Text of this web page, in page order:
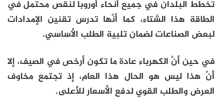
تخطط البلدان في جميع أنحاء أوروبا لنقص محتمل في
الطاقة هذا الشتاء، كما أنَّها تدرس تقنين الإمدادات
لبعض الصناعات لضمان تلبية الطلب الأساسي.
في حين أنَّ الكهرباء عادة ما تكون أرخص في الصيف، إلا
أنَّ هذا ليس هو الحال هذا العام، إذ تجتمع مخاوف
العرض والطلب القوي لدفع الأسعار للأعلى.